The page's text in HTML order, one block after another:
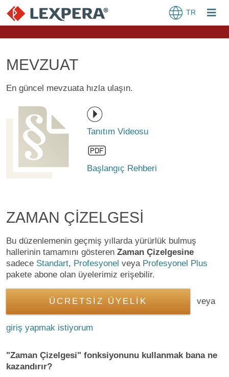
TR
MEVZUAT
En güncel mevzuata hızla ulaşın.
Tanıtım Videosu
Başlangıç Rehberi
ZAMAN ÇİZELGESİ
Bu düzenlemenin geçmiş yıllarda yürürlük bulmuş
hallerinin tamamını gösteren Zaman Çizelgesine
sadece Standart, Profesyonel veya Profesyonel Plus
pakete abone olan üyelerimiz erişebilir.
ÜCRETSİZ ÜYELİK veya
giriş yapmak istiyorum
"Zaman Çizelgesi" fonksiyonunu kullanmak bana ne
kazandırır?